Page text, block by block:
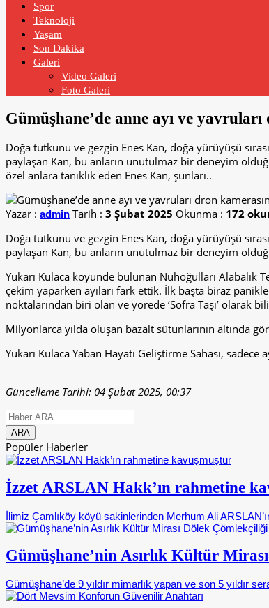
Spor
Teknoloji
Yaşam
Son Dakika
Galeri
Video Galeri
Foto Galeri
Gümüşhane’de anne ayı ve
Doğa tutkunu ve gezgin Enes Kan, doğa yürüyüşü
paylaşan Kan, bu anların unutulmaz bir deneyim
özel anlara tanıklık eden Enes Kan, şunları..
Yazar : admin Tarih : 3 Şubat 2025 Okunma : 172
Doğa tutkunu ve gezgin Enes Kan, doğa yürüyüşü
paylaşan Kan, bu anların unutulmaz bir deneyim
Yukarı Kulaca köyünde bulunan Nuhoğulları Alabalık
çekim yaparken ayıları fark ettik. İlk başta biraz
noktalarından biri olan ve yörede ‘Sofra Taşı’ olarak
Milyonlarca yılda oluşan bazalt sütunlarının altında
Yukarı Kulaca Yaban Hayatı Geliştirme Sahası,
Güncelleme Tarihi: 04 Şubat 2025, 00:37
Popüler Haberler
İzzet ARSLAN Hakk’ın rahmetine
İlimiz Çamlıköy köyü sakinlerinden Merhum Ali
Gümüşhane’nin Asırlık Kültür
Gümüşhane’de 9 yıldır mimarlık yapan ve son 5 yıldır